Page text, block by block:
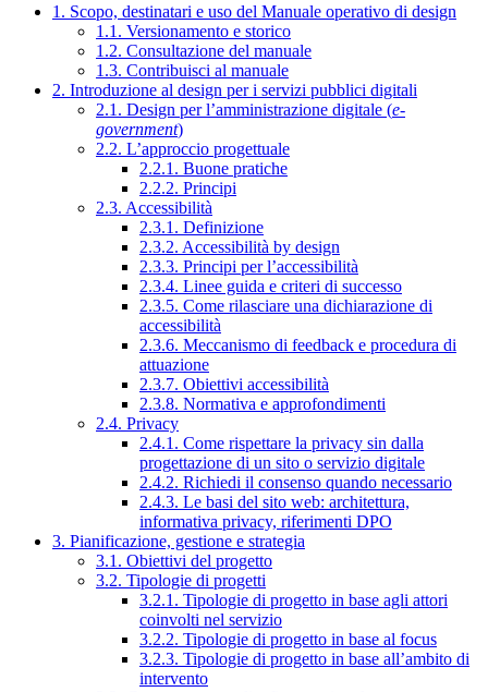
1. Scopo, destinatari e uso del Manuale operativo di design
1.1. Versionamento e storico
1.2. Consultazione del manuale
1.3. Contribuisci al manuale
2. Introduzione al design per i servizi pubblici digitali
2.1. Design per l’amministrazione digitale (e-
government)
2.2. L’approccio progettuale
2.2.1. Buone pratiche
2.2.2. Principi
2.3. Accessibilità
2.3.1. Definizione
2.3.2. Accessibilità by design
2.3.3. Principi per l’accessibilità
2.3.4. Linee guida e criteri di successo
2.3.5. Come rilasciare una dichiarazione di
accessibilità
2.3.6. Meccanismo di feedback e procedura di
attuazione
2.3.7. Obiettivi accessibilità
2.3.8. Normativa e approfondimenti
2.4. Privacy
2.4.1. Come rispettare la privacy sin dalla
progettazione di un sito o servizio digitale
2.4.2. Richiedi il consenso quando necessario
2.4.3. Le basi del sito web: architettura,
informativa privacy, riferimenti DPO
3. Pianificazione, gestione e strategia
3.1. Obiettivi del progetto
3.2. Tipologie di progetti
3.2.1. Tipologie di progetto in base agli attori
coinvolti nel servizio
3.2.2. Tipologie di progetto in base al focus
3.2.3. Tipologie di progetto in base all’ambito di
intervento